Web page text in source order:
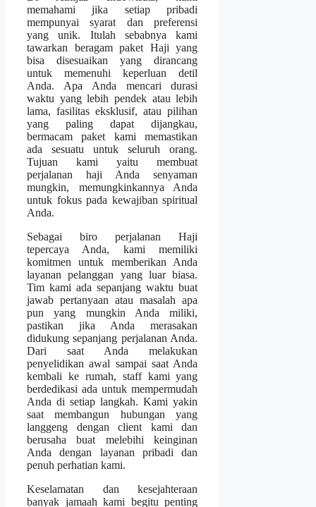
memahami jika setiap pribadi
mempunyai syarat dan preferensi
yang unik. Itulah sebabnya kami
tawarkan beragam paket Haji yang
bisa disesuaikan yang dirancang
untuk memenuhi keperluan detil
Anda. Apa Anda mencari durasi
waktu yang lebih pendek atau lebih
lama, fasilitas eksklusif, atau pilihan
yang paling dapat dijangkau,
bermacam paket kami memastikan
ada sesuatu untuk seluruh orang.
Tujuan kami yaitu membuat
perjalanan haji Anda senyaman
mungkin, memungkinkannya Anda
untuk fokus pada kewajiban spiritual
Anda.
Sebagai biro perjalanan Haji
tepercaya Anda, kami memiliki
komitmen untuk memberikan Anda
layanan pelanggan yang luar biasa.
Tim kami ada sepanjang waktu buat
jawab pertanyaan atau masalah apa
pun yang mungkin Anda miliki,
pastikan jika Anda merasakan
didukung sepanjang perjalanan Anda.
Dari saat Anda melakukan
penyelidikan awal sampai saat Anda
kembali ke rumah, staff kami yang
berdedikasi ada untuk mempermudah
Anda di setiap langkah. Kami yakin
saat membangun hubungan yang
langgeng dengan client kami dan
berusaha buat melebihi keinginan
Anda dengan layanan pribadi dan
penuh perhatian kami.
Keselamatan dan kesejahteraan
banyak jamaah kami begitu penting